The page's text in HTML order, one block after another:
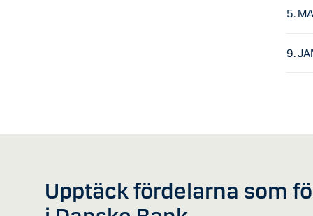
5.
9.
Upptäck fördelarna som